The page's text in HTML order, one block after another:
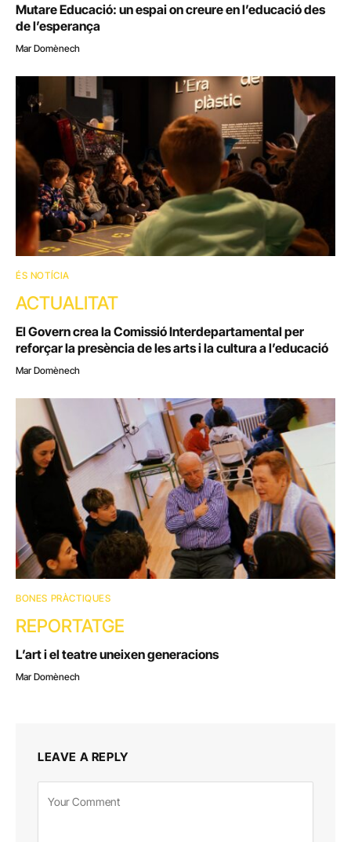
Mutare Educació: un espai on creure en l’educació des
de l’esperança
Mar Domènech
ÉS NOTÍCIA
ACTUALITAT
El Govern crea la Comissió Interdepartamental per
reforçar la presència de les arts i la cultura a l’educació
Mar Domènech
BONES PRÀCTIQUES
REPORTATGE
L’art i el teatre uneixen generacions
Mar Domènech
LEAVE A REPLY